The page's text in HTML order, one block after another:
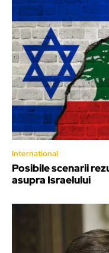
International
Posibile scenarii
asupra Israelului